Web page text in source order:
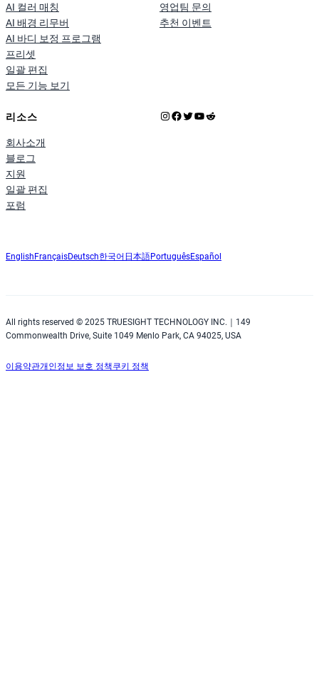
AI 컬러 매칭
AI 배경 리무버
AI 바디 보정 프로그램
프리셋
일괄 편집
모든 기능 보기
영업팀 문의
추천 이벤트
리소스
회사소개
블로그
지원
일괄 편집
포럼
Instagram
Facebook
X YouTube
Reddit
English FrançaisDeutsch한국어 日本語PortuguêsEspañol
All rights reserved © 2025 TRUESIGHT TECHNOLOGY INC.｜149
Commonwealth Drive, Suite 1049 Menlo Park, CA 94025, USA
이용약관개인정보 보호 정책쿠키 정책